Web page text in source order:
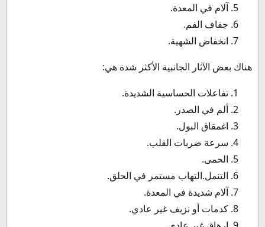
آلام في المعدة.
جفاف الفم.
انخفاض الشهية.
هناك بعض الآثار الجانبية الأكثر شدة هي:
تفاعلات الحساسية الشديدة.
ألم في الصدر.
اغمقاق البول.
سرعة ضربات القلب.
الحمى.
التنمل.التهاب مستمر في الحلق.
آلام شديدة في المعدة.
كدمات أو نزيف غير عادي.